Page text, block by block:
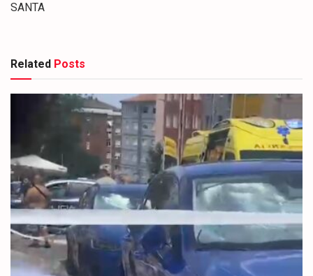
SANTA
Related Posts